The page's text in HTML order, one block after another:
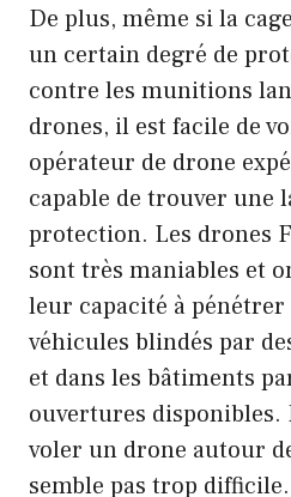
De plus, même si la
un certain degré de
contre les munitions
drones, il est facile de
opérateur de drone
capable de trouver une
protection. Les drones
sont très maniables et
leur capacité à pénétrer
véhicules blindés par
et dans les bâtiments
ouvertures disponibles.
voler un drone autour
semble pas trop difficile.